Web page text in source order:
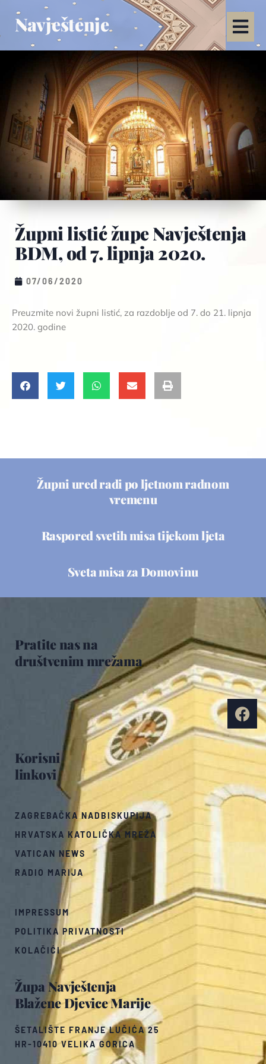
Navještenje
Župni listić župe Navještenja
BDM, od 7. lipnja 2020.
07/06/2020
Preuzmite novi župni listić, za razdoblje od 7. do 21. lipnja
2020. godine
Župni ured radi po ljetnom radnom
vremenu
Raspored svetih misa tijekom ljeta
Sveta misa za Domovinu
Župa Navještenja
Blažene Djevice Marije
ŠETALIŠTE FRANJE LUČIĆA 25
HR-10410 VELIKA GORICA
Korisni
linkovi
ZAGREBAČKA NADBISKUPIJA
HRVATSKA KATOLIČKA MREŽA
VATICAN NEWS
RADIO MARIJA
IMPRESSUM
POLITIKA PRIVATNOSTI
KOLAČIĆI
Pratite nas na
društvenim mrežama